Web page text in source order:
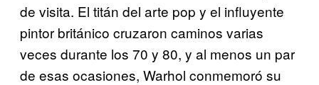
de visita. El titán del arte pop y el influyente
pintor británico cruzaron caminos varias
veces durante los 70 y 80, y al menos un par
de esas ocasiones, Warhol conmemoró su